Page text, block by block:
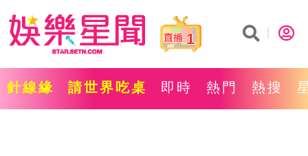
1
針線緣 請世界吃桌 即時 熱門 熱搜